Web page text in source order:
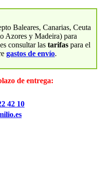
Baleares, Canarias, Ceuta
Azores y Madeira) para
consultar las tarifas para el
gastos de envío.
de entrega:
42 10